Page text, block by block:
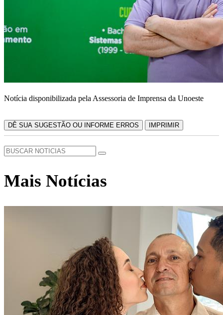
Notícia disponibilizada pela Assessoria de Imprensa da Unoeste
DÊ SUA SUGESTÃO OU INFORME ERROS IMPRIMIR
Mais Notícias